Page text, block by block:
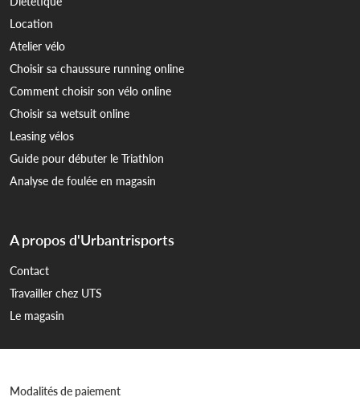
Location
Atelier vélo
Choisir sa chaussure running online
Comment choisir son vélo online
Choisir sa wetsuit online
Leasing vélos
Guide pour débuter le Triathlon
Analyse de foulée en magasin
A propos d'Urbantrisports
Contact
Travailler chez UTS
Le magasin
Modalités de paiement